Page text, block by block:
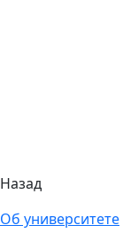
Назад
Об университете